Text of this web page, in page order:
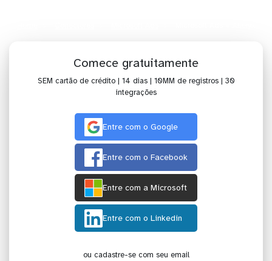
Comece gratuitamente
SEM cartão de crédito | 14 dias | 10MM de registros | 30
integrações
Entre com o Google
Entre com o Facebook
Entre com a Microsoft
Entre com o Linkedin
ou cadastre-se com seu email